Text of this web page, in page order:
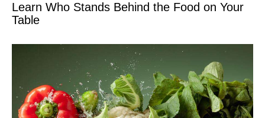
Learn Who Stands Behind the Food on Your
Table